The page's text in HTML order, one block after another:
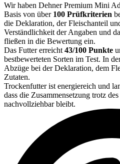
Wir haben Dehner Premium Mini
Basis von über 100 Prüfkriterien
die Deklaration, der Fleischanteil
Verständlichkeit der Angaben und
fließen in die Bewertung ein.
Das Futter erreicht 43/100 Punkte
bestbewerteten Sorten im Test. In
Abzüge bei der Deklaration, dem
Zutaten.
Trockenfutter ist energiereich und
dass die Zusammensetzung trotz
nachvollziehbar bleibt.